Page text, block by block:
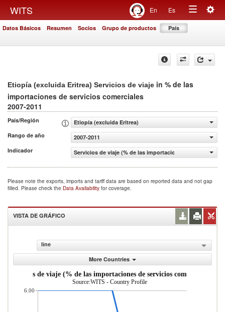
WITS En Es
Toggle
Datos Básicos Resumen Socios Grupo de productos País
Etiopía (excluida Eritrea) Servicios de viaje in % de las
importaciones de servicios comerciales
2007-2011
País/Región
Etiopía (excluida Eritrea)
Rango de año
2007-2011
Indicador
Servicios de viaje (% de las importaciones de servicios
Please note the exports, imports and tariff data are based on reported data and not gap
filled. Please check the Data Availability for coverage.
VISTA DE GRÁFICO
line
More Countries
Servicios de viaje (% de las importaciones de servicios comerciales)
Source:WITS - Country Profile
6.00